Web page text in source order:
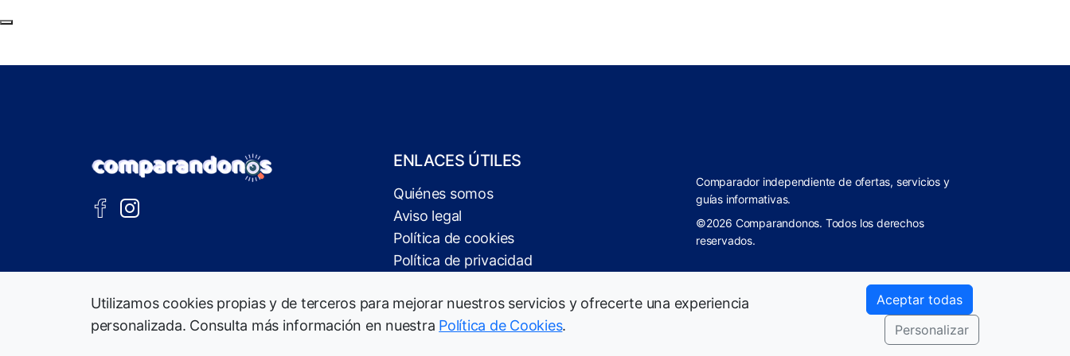
ENLACES ÚTILES
Quiénes somos
Aviso legal
Política de cookies
Política de privacidad
Comparador independiente de ofertas, servicios y
guías informativas.
©2026 Comparandonos. Todos los derechos
reservados.
Utilizamos cookies propias y de terceros para mejorar nuestros servicios y ofrecerte una experiencia
personalizada. Consulta más información en nuestra Política de Cookies.
Aceptar todas
Personalizar